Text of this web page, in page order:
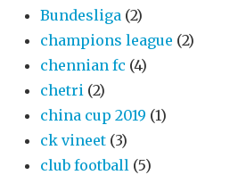
Bundesliga (2)
champions league (2)
chennian fc (4)
chetri (2)
china cup 2019 (1)
ck vineet (3)
club football (5)